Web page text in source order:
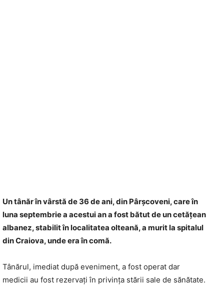
Un tânăr în vârstă de 36 de ani, din Pârşcoveni, care în
luna septembrie a acestui an a fost bătut de un cetăţean
albanez, stabilit în localitatea olteană, a murit la spitalul
din Craiova, unde era în comă.
Tânărul, imediat după eveniment, a fost operat dar
medicii au fost rezervați în privința stării sale de sănătate.